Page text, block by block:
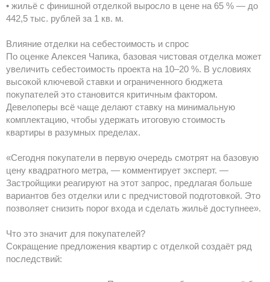
• жильё с финишной отделкой выросло в цене на 65 % — до
442,5 тыс. рублей за 1 кв. м.
Влияние отделки на себестоимость и спрос
По оценке Алексея Чапика, базовая чистовая отделка может
увеличить себестоимость проекта на 10–20 %. В условиях
высокой ключевой ставки и ограниченного бюджета
покупателей это становится критичным фактором.
Девелоперы всё чаще делают ставку на минимальную
комплектацию, чтобы удержать итоговую стоимость
квартиры в разумных пределах.
«Сегодня покупатели в первую очередь смотрят на базовую
цену квадратного метра, — комментирует эксперт. —
Застройщики реагируют на этот запрос, предлагая больше
вариантов без отделки или с предчистовой подготовкой. Это
позволяет снизить порог входа и сделать жильё доступнее».
Что это значит для покупателей?
Сокращение предложения квартир с отделкой создаёт ряд
последствий: